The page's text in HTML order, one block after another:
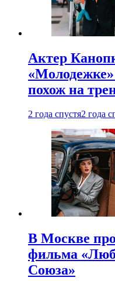
Актер
«Молодежке»
похож на
2 года спустя2 года
В Москве
фильма
Союза»